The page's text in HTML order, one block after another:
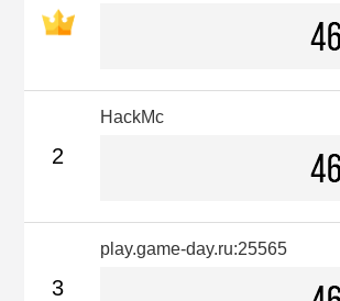
2
HackMc
3
play.game-day.ru:25565